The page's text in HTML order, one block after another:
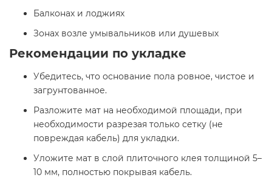
Балконах и лоджиях
Зонах возле умывальников или душевых​
Рекомендации по укладке
Убедитесь, что основание пола ровное, чистое и
загрунтованное.
Разложите мат на необходимой площади, при
необходимости разрезая только сетку (не
повреждая кабель) для укладки.
Уложите мат в слой плиточного клея толщиной 5–
10 мм, полностью покрывая кабель.